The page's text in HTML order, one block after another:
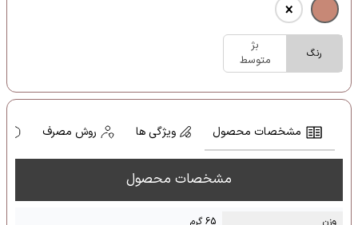
رنگ
بژ
متوسط
مشخصات محصول ویژگی ها روش مصرف
مشخصات محصول
وزن
65 گرم